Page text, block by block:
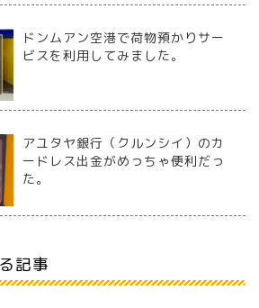
ドンムアン空港で荷物預かりサー
ビスを利用してみました。
アユタヤ銀行（クルンシイ）のカ
ードレス出金がめっちゃ便利だっ
た。
記事